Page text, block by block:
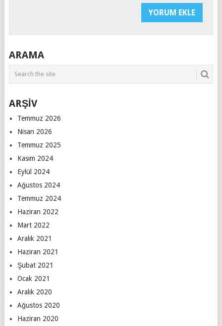
ARAMA
ARŞİV
Temmuz 2026
Nisan 2026
Temmuz 2025
Kasım 2024
Eylül 2024
Ağustos 2024
Temmuz 2024
Haziran 2022
Mart 2022
Aralık 2021
Haziran 2021
Şubat 2021
Ocak 2021
Aralık 2020
Ağustos 2020
Haziran 2020